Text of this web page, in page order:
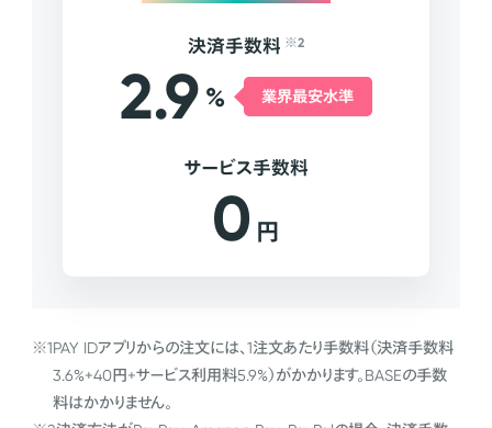
決済手数料 ※2
2.9 % 業界最安水準
サービス手数料
0 円
※1PAY IDアプリからの注文には、1注文あたり手数料（決済手数料
3.6%+40円+サービス利用料5.9%）がかかります。BASEの手数
料はかかりません。